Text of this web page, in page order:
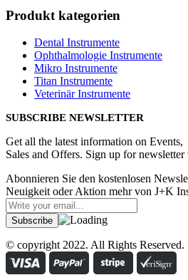
Produkt kategorien
Dental Instrumente
Ophthalmologie Instrumente
Mikro Instrumente
Titan Instrumente
Veterinär Instrumente
SUBSCRIBE NEWSLETTER
Get all the latest information on Events,
Sales and Offers. Sign up for newsletter
Abonnieren Sie den kostenlosen
Neuigkeit oder Aktion mehr von J+K
© copyright 2022. All Rights Reserved.